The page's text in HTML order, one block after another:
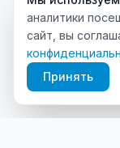
аналитики
сайт, вы
Принять